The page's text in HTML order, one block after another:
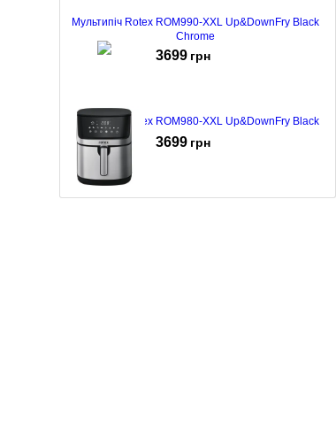
Мультипіч Rotex ROM990-XXL Up&DownFry Black
Chrome
3699 грн
Мультипіч Rotex ROM980-XXL Up&DownFry Black
3699 грн